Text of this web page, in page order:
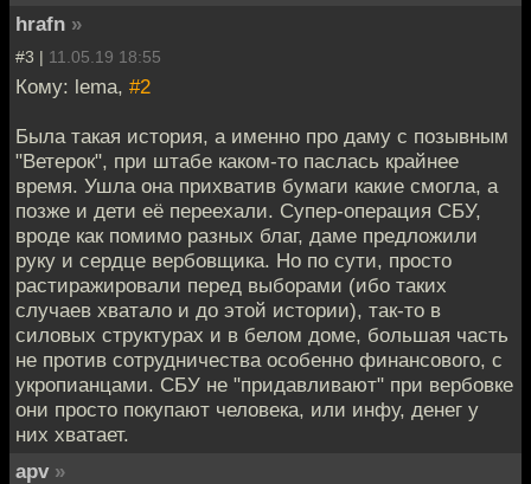
hrafn »
#3 | 11.05.19 18:55
Кому: lema, #2
Была такая история, а именно про даму с позывным
"Ветерок", при штабе каком-то паслась крайнее
время. Ушла она прихватив бумаги какие смогла, а
позже и дети её переехали. Супер-операция СБУ,
вроде как помимо разных благ, даме предложили
руку и сердце вербовщика. Но по сути, просто
растиражировали перед выборами (ибо таких
случаев хватало и до этой истории), так-то в
силовых структурах и в белом доме, большая часть
не против сотрудничества особенно финансового, с
укропианцами. СБУ не "придавливают" при вербовке
они просто покупают человека, или инфу, денег у
них хватает.
apv »